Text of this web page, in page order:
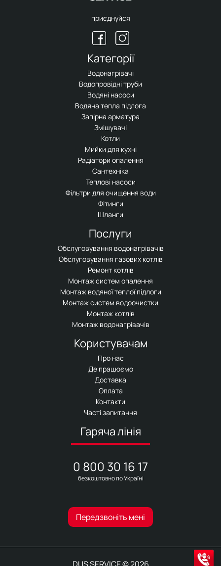
приєднуйся
Категорії
Водонагрівачі
Водопровідні труби
Водяні насоси
Водяна тепла підлога
Запірна арматура
Змішувачі
Котли
Мийки для кухні
Радіатори опалення
Сантехніка
Теплові насоси
Фільтри для очищення води
Фітинги
Шланги
Послуги
Обслуговування водонагрівачів
Обслуговування газових котлів
Ремонт котлів
Монтаж систем опалення
Монтаж водяної теплої підлоги
Монтаж систем водоочистки
Монтаж котлів
Монтаж водонагрівачів
Користувачам
Про нас
Де працюємо
Доставка
Оплата
Контакти
Часті запитання
Гаряча лінія
0 800 30 16 17
безкоштовно по Україні
Передзвоніть мені